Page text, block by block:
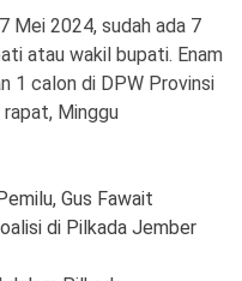
Mei 2024, sudah ada 7
atau wakil bupati. Enam
1 calon di DPW Provinsi
Minggu
Gus Fawait
di Pilkada Jember